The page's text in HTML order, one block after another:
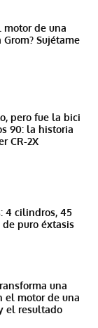
motor de una
Sujétame
pero fue la bici
90: la historia
CR-2X
4 cilindros, 45
de puro éxtasis
una
el motor de una
el resultado